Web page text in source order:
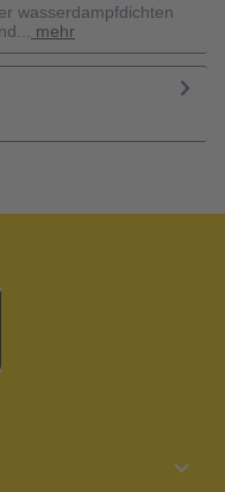
wasserdampfdichten
mehr